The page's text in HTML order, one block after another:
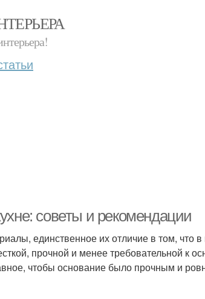
советы и рекомендации
единственное их отличие в том, что
прочной и менее требовательной к
чтобы основание было прочным и